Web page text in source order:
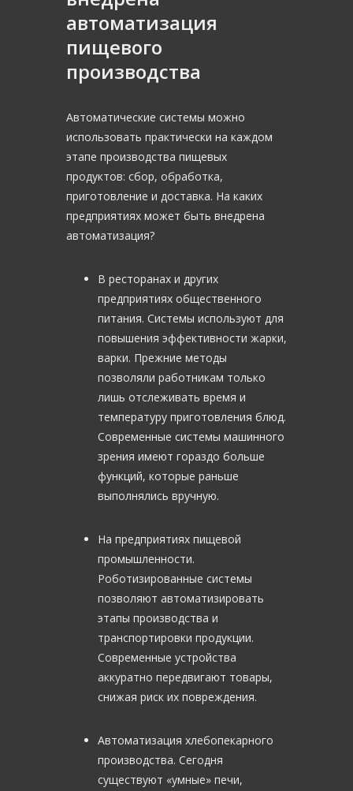
автоматизация
пищевого
производства
Автоматические системы можно
использовать практически на каждом
этапе производства пищевых
продуктов: сбор, обработка,
приготовление и доставка. На каких
предприятиях может быть внедрена
автоматизация?
В ресторанах и других
предприятиях общественного
питания. Системы используют для
повышения эффективности жарки,
варки. Прежние методы
позволяли работникам только
лишь отслеживать время и
температуру приготовления блюд.
Современные системы машинного
зрения имеют гораздо больше
функций, которые раньше
выполнялись вручную.
На предприятиях пищевой
промышленности.
Роботизированные системы
позволяют автоматизировать
этапы производства и
транспортировки продукции.
Современные устройства
аккуратно передвигают товары,
снижая риск их повреждения.
Автоматизация хлебопекарного
производства. Сегодня
существуют «умные» печи,